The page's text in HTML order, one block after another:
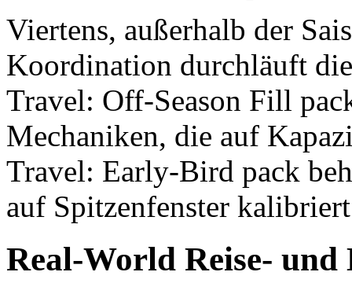
Viertens, außerhalb der
Koordination durchläuft
Travel: Off-Season Fill
Mechaniken, die auf
Travel: Early-Bird pack
auf Spitzenfenster
Real-World Reise- und